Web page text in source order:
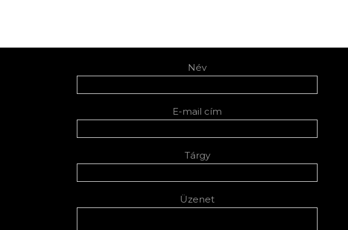
Név
E-mail cím
Tárgy
Üzenet